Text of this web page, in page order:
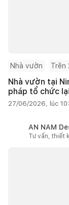
Nhà vườn Trên
Nhà vườn tại
pháp tổ chức
27/06/2026, lúc
AN NAM
Tư vấn, thiết